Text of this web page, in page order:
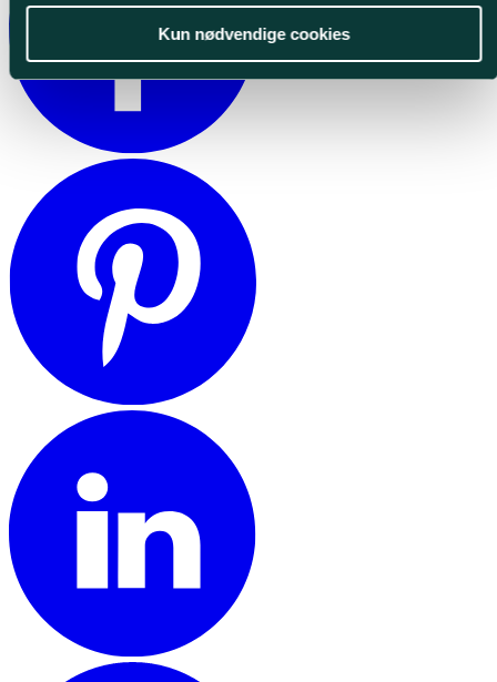
Kun nødvendige cookies